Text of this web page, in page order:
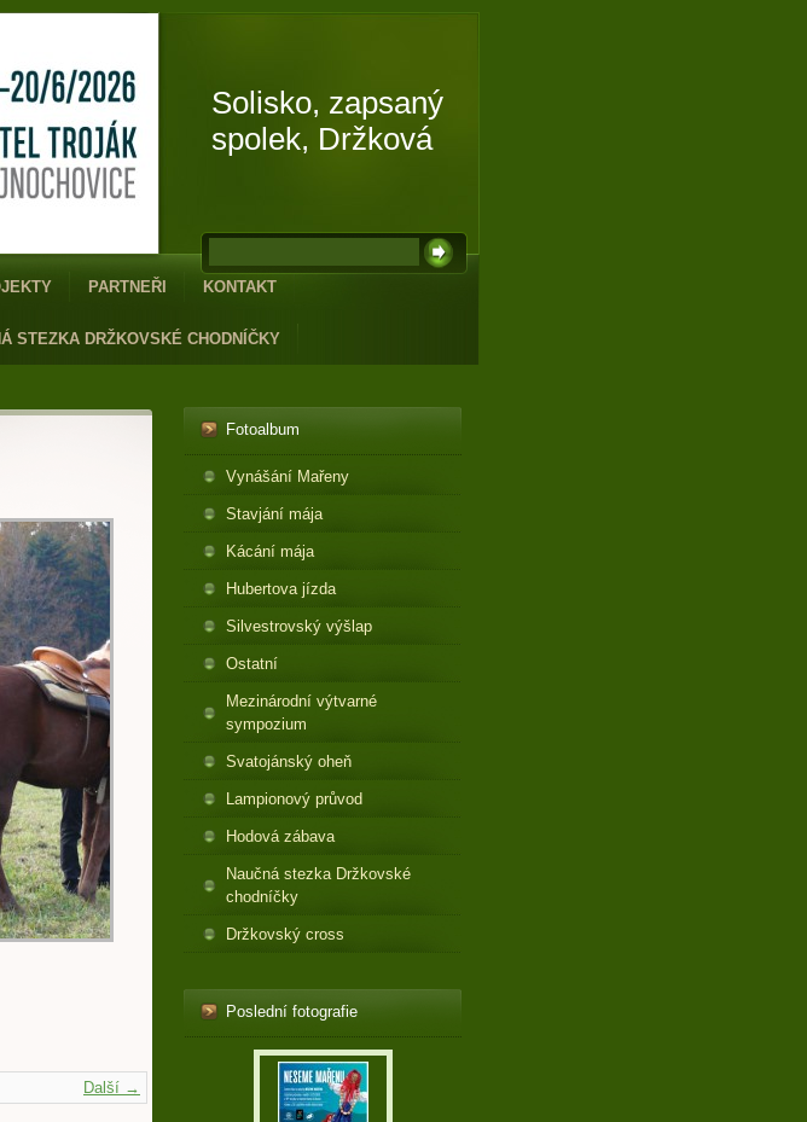
Solisko, zapsaný
spolek, Držková
PARTNEŘI KONTAKT
STEZKA DRŽKOVSKÉ CHODNÍČKY
Další →
Fotoalbum
Vynášání Mařeny
Stavjání mája
Kácání mája
Hubertova jízda
Silvestrovský výšlap
Ostatní
Mezinárodní výtvarné
sympozium
Svatojánský oheň
Lampionový průvod
Hodová zábava
Naučná stezka Držkovské
chodníčky
Držkovský cross
Poslední fotografie